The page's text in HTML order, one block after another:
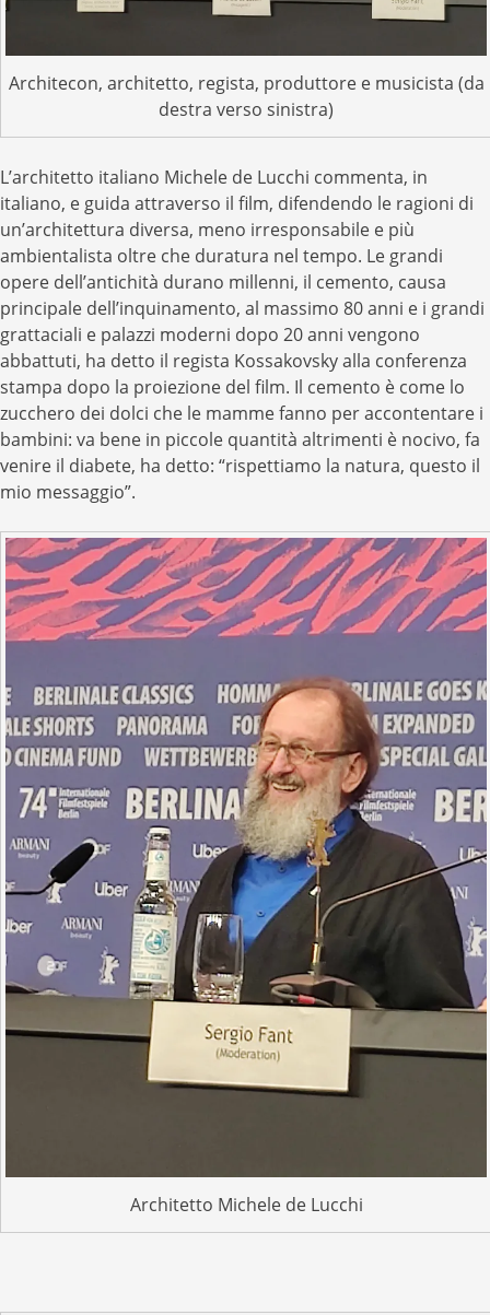
Architecon, architetto, regista, produttore e musicista (da
destra verso sinistra)
L’architetto italiano Michele de Lucchi commenta, in
italiano, e guida attraverso il film, difendendo le ragioni di
un’architettura diversa, meno irresponsabile e più
ambientalista oltre che duratura nel tempo. Le grandi
opere dell’antichità durano millenni, il cemento, causa
principale dell’inquinamento, al massimo 80 anni e i grandi
grattaciali e palazzi moderni dopo 20 anni vengono
abbattuti, ha detto il regista Kossakovsky alla conferenza
stampa dopo la proiezione del film. Il cemento è come lo
zucchero dei dolci che le mamme fanno per accontentare i
bambini: va bene in piccole quantità altrimenti è nocivo, fa
venire il diabete, ha detto: “rispettiamo la natura, questo il
mio messaggio”.
Architetto Michele de Lucchi